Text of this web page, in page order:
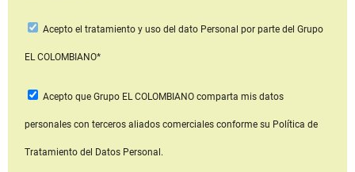
Acepto el tratamiento y uso del dato Personal por parte del Grupo
EL COLOMBIANO*
Acepto que Grupo EL COLOMBIANOcomparta mis datos
personales con terceros aliados comerciales conforme su Política de
Tratamiento del Datos Personal.